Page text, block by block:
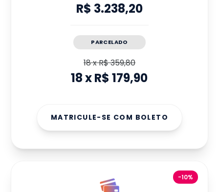
R$ 3.238,20
PARCELADO
18xR$ 359,80
18xR$ 179,90
MATRICULE-SE COM BOLETO
-10%